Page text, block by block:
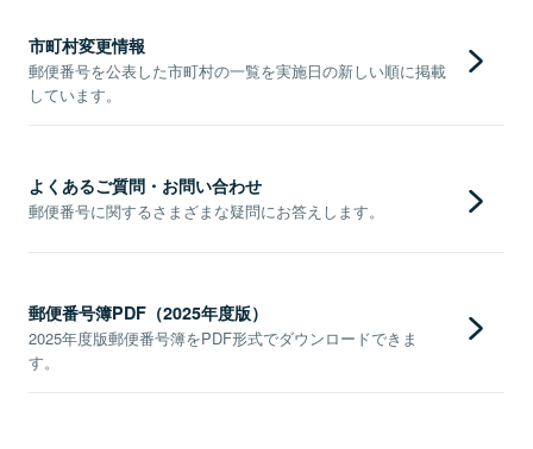
市町村変更情報
郵便番号を公表した市町村の一覧を実施日の新しい順に掲載
しています。
よくあるご質問・お問い合わせ
郵便番号に関するさまざまな疑問にお答えします。
郵便番号簿PDF（2025年度版）
2025年度版郵便番号簿をPDF形式でダウンロードできま
す。